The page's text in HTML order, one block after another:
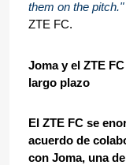
them on the pitch."
ZTE FC.
Joma y el ZTE
largo plazo
El ZTE FC se
acuerdo de
con Joma, una